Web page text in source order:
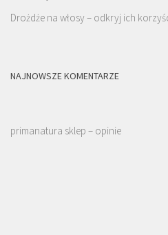
Drożdże na włosy – odkryj ich
NAJNOWSZE KOMENTARZE
primanatura sklep – opinie